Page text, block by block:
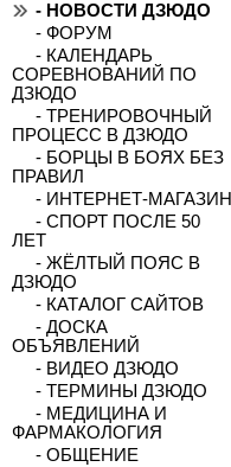
- НОВОСТИ ДЗЮДО
- ФОРУМ
- КАЛЕНДАРЬ
СОРЕВНОВАНИЙ ПО
ДЗЮДО
- ТРЕНИРОВОЧНЫЙ
ПРОЦЕСС В ДЗЮДО
- БОРЦЫ В БОЯХ БЕЗ
ПРАВИЛ
- ИНТЕРНЕТ-МАГАЗИН
- СПОРТ ПОСЛЕ 50
ЛЕТ
- ЖЁЛТЫЙ ПОЯС В
ДЗЮДО
- КАТАЛОГ САЙТОВ
- ДОСКА
ОБЪЯВЛЕНИЙ
- ВИДЕО ДЗЮДО
- ТЕРМИНЫ ДЗЮДО
- МЕДИЦИНА И
ФАРМАКОЛОГИЯ
- ОБЩЕНИЕ